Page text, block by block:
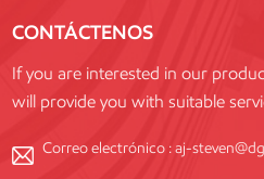
CONTÁCTENOS
If you are interested in our
will provide you with suitable
Correo electrónico :aj-